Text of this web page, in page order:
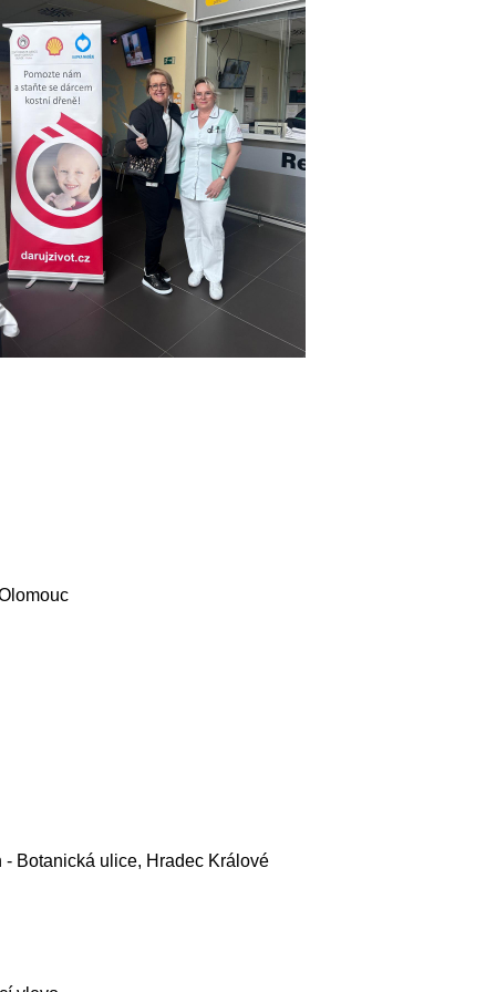
Botanická ulice, Hradec Králové